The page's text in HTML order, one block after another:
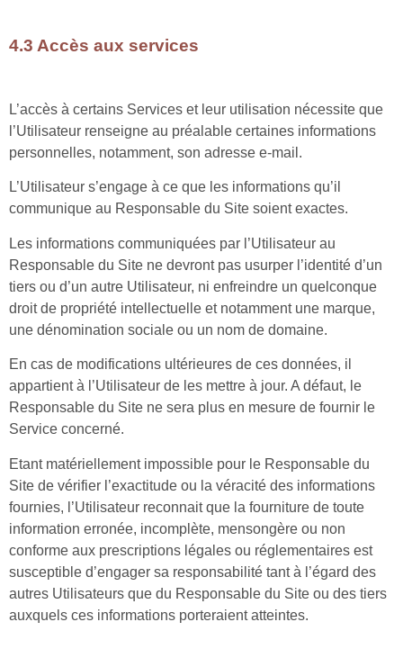
4.3 Accès aux services
L’accès à certains Services et leur utilisation nécessite que
l’Utilisateur renseigne au préalable certaines informations
personnelles, notamment, son adresse e-mail.
L’Utilisateur s’engage à ce que les informations qu’il
communique au Responsable du Site soient exactes.
Les informations communiquées par l’Utilisateur au
Responsable du Site ne devront pas usurper l’identité d’un
tiers ou d’un autre Utilisateur, ni enfreindre un quelconque
droit de propriété intellectuelle et notamment une marque,
une dénomination sociale ou un nom de domaine.
En cas de modifications ultérieures de ces données, il
appartient à l’Utilisateur de les mettre à jour. A défaut, le
Responsable du Site ne sera plus en mesure de fournir le
Service concerné.
Etant matériellement impossible pour le Responsable du
Site de vérifier l’exactitude ou la véracité des informations
fournies, l’Utilisateur reconnait que la fourniture de toute
information erronée, incomplète, mensongère ou non
conforme aux prescriptions légales ou réglementaires est
susceptible d’engager sa responsabilité tant à l’égard des
autres Utilisateurs que du Responsable du Site ou des tiers
auxquels ces informations porteraient atteintes.